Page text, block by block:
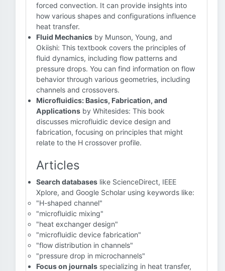
forced convection. It can provide insights into
how various shapes and configurations influence
heat transfer.
Fluid Mechanics by Munson, Young, and
Okiishi: This textbook covers the principles of
fluid dynamics, including flow patterns and
pressure drops. You can find information on flow
behavior through various geometries, including
channels and crossovers.
Microfluidics: Basics, Fabrication, and
Applications by Whitesides: This book
discusses microfluidic device design and
fabrication, focusing on principles that might
relate to the H crossover profile.
Articles
Search databases like ScienceDirect, IEEE
Xplore, and Google Scholar using keywords like:
"H-shaped channel"
"microfluidic mixing"
"heat exchanger design"
"microfluidic device fabrication"
"flow distribution in channels"
"pressure drop in microchannels"
Focus on journals specializing in heat transfer,